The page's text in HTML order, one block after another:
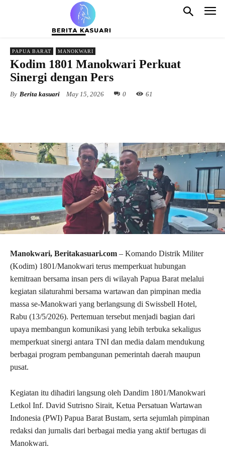
PAPUA BARAT MANOKWARI
Kodim 1801 Manokwari Perkuat
Sinergi dengan Pers
By Berita kasuari May 15, 2026 0 61
Manokwari, Beritakasuari.com – Komando Distrik Militer
(Kodim) 1801/Manokwari terus memperkuat hubungan
kemitraan bersama insan pers di wilayah Papua Barat melalui
kegiatan silaturahmi bersama wartawan dan pimpinan media
massa se-Manokwari yang berlangsung di Swissbell Hotel,
Rabu (13/5/2026). Pertemuan tersebut menjadi bagian dari
upaya membangun komunikasi yang lebih terbuka sekaligus
memperkuat sinergi antara TNI dan media dalam mendukung
berbagai program pembangunan pemerintah daerah maupun
pusat.
Kegiatan itu dihadiri langsung oleh Dandim 1801/Manokwari
Letkol Inf. David Sutrisno Sirait, Ketua Persatuan Wartawan
Indonesia (PWI) Papua Barat Bustam, serta sejumlah pimpinan
redaksi dan jurnalis dari berbagai media yang aktif bertugas di
Manokwari.